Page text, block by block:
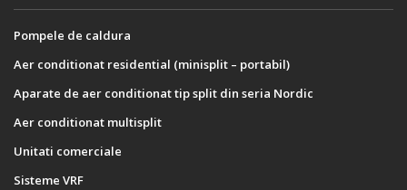
Pompele de caldura
Aer conditionat residential (minisplit – portabil)
Aparate de aer conditionat tip split din seria Nordic
Aer conditionat multisplit
Unitati comerciale
Sisteme VRF